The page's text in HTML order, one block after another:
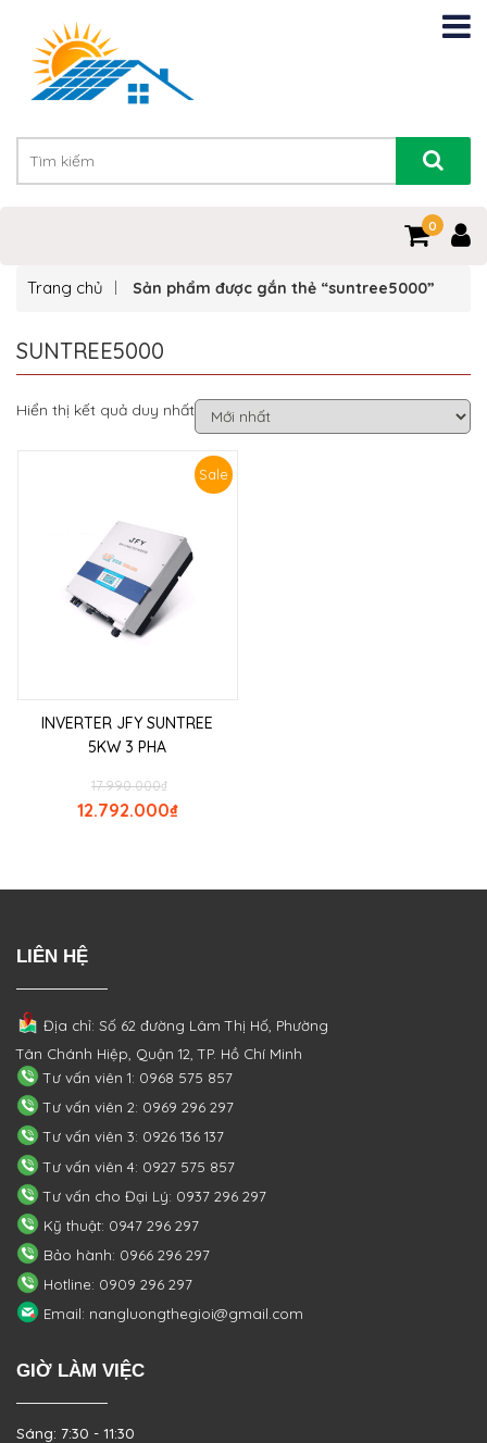
0
Trang chủ Sản phẩm được gắn thẻ “suntree5000”
SUNTREE5000
Hiển thị kết quả duy nhất
Sale
INVERTER JFY SUNTREE
5KW 3 PHA
₫
17.990.000
₫
12.792.000
LIÊN HỆ
Địa chỉ: Số 62 đường Lâm Thị Hố, Phường
Tân Chánh Hiệp, Quận 12, TP. Hồ Chí Minh
Tư vấn viên 1: 0968 575 857
Tư vấn viên 2: 0969 296 297
Tư vấn viên 3: 0926 136 137
Tư vấn viên 4: 0927 575 857
Tư vấn cho Đại Lý: 0937 296 297
Kỹ thuật: 0947 296 297
Bảo hành: 0966 296 297
Hotline: 0909 296 297
Email: nangluongthegioi@gmail.com
GIỜ LÀM VIỆC
Sáng: 7:30 - 11:30